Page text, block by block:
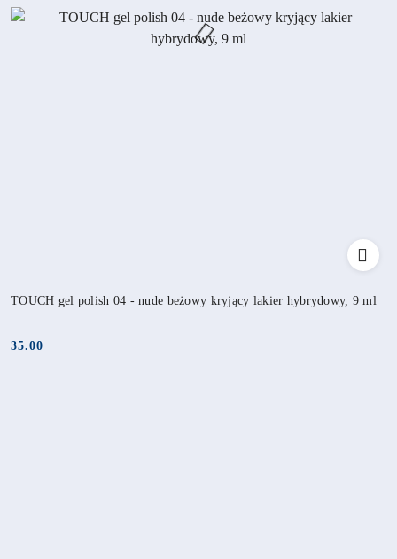
TOUCH gel polish 04 - nude beżowy kryjący lakier hybrydowy, 9 ml
Cena:
35.00